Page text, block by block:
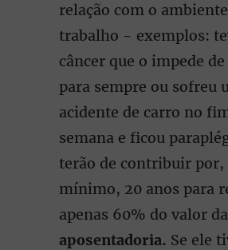
relação com o
trabalho - exemplos:
câncer que o impede
para sempre ou sofreu
acidente de carro no
semana e ficou
terão de contribuir por,
mínimo, 20 anos para
apenas 60% do valor da
aposentadoria. Se ele